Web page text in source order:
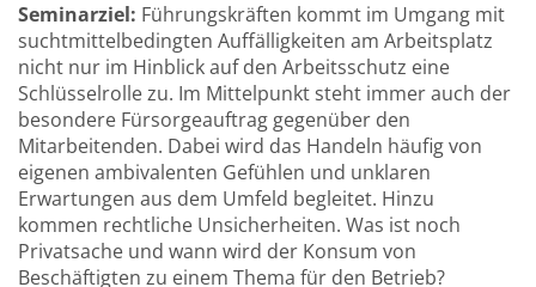
Seminarziel: Führungskräften kommt im Umgang mit
suchtmittelbedingten Auffälligkeiten am Arbeitsplatz
nicht nur im Hinblick auf den Arbeitsschutz eine
Schlüsselrolle zu. Im Mittelpunkt steht immer auch der
besondere Fürsorgeauftrag gegenüber den
Mitarbeitenden. Dabei wird das Handeln häufig von
eigenen ambivalenten Gefühlen und unklaren
Erwartungen aus dem Umfeld begleitet. Hinzu
kommen rechtliche Unsicherheiten. Was ist noch
Privatsache und wann wird der Konsum von
Beschäftigten zu einem Thema für den Betrieb?